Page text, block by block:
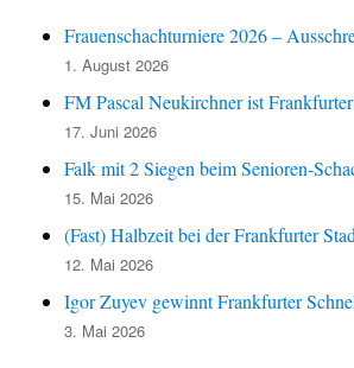
Frauenschachturniere 2026 –
1. August 2026
FM Pascal Neukirchner ist
17. Juni 2026
Falk mit 2 Siegen beim Senioren-
15. Mai 2026
(Fast) Halbzeit bei der Frankfurter
12. Mai 2026
Igor Zuyev gewinnt Frankfurter
3. Mai 2026